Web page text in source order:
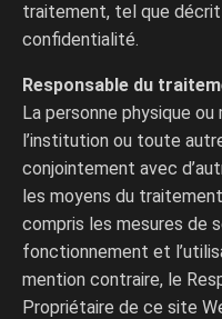
traitement, tel que
confidentialité.
Responsable du
La personne physique ou
l’institution ou toute
conjointement avec
les moyens du
compris les mesures de
fonctionnement et
mention contraire, le
Propriétaire de ce site